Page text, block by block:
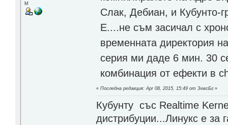
М
Слак, Дебиан, и Кубунто-
Е....не съм засичал с
временната директория
серия ми даде 6 мин. 30
комбинация от ефекти в
«Последна редакция: Apr 08, 2015, 15:49 от ЗевсБг»
Кубунту със Realtime
дистрибуции...Линукс е за